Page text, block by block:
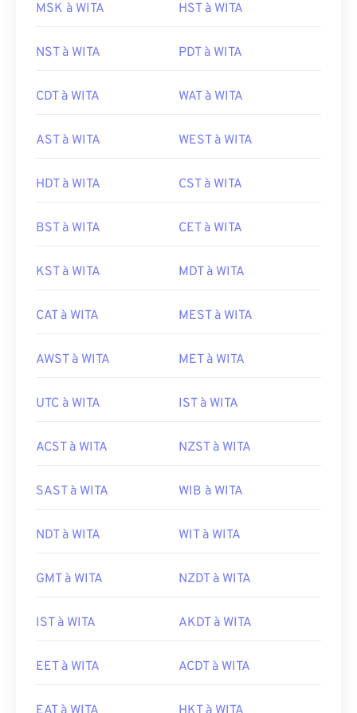
MSK à WITA HST à WITA
NST à WITA PDT à WITA
CDT à WITA WAT à WITA
AST à WITA WEST à WITA
HDT à WITA CST à WITA
BST à WITA CET à WITA
KST à WITA MDT à WITA
CAT à WITA MEST à WITA
AWST à WITA MET à WITA
UTC à WITA IST à WITA
ACST à WITA NZST à WITA
SAST à WITA WIB à WITA
NDT à WITA WIT à WITA
GMT à WITA NZDT à WITA
IST à WITA AKDT à WITA
EET à WITA ACDT à WITA